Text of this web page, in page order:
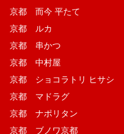
京都 而今 平たて
京都 ルカ
京都 串かつ
京都 中村屋
京都 ショコラトリ ヒサシ
京都 マドラグ
京都 ナポリタン
京都 ブノワ京都